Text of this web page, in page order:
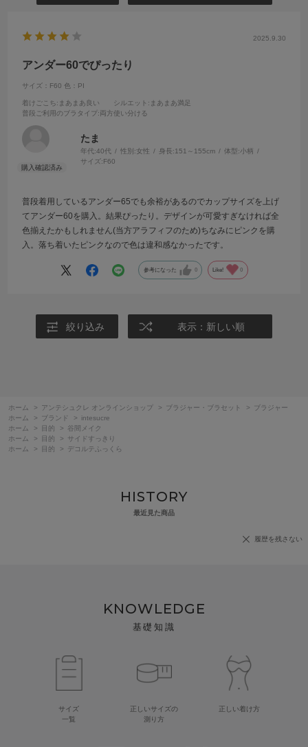
2025.9.30
アンダー60でぴったり
サイズ：F60 色：PI
着けごこち:まあまあ良い シルエット :まあまあ満足
普段ご利用のブラタイプ :両方使い分ける
たま
年代:40代 性別:女性 身長:151～155cm 体型:小柄
サイズ: F60
普段着用しているアンダー65でも余裕があるのでカップサイズを上げ
てアンダー60を購入。結果ぴったり。デザインが可愛すぎなければ全
色揃えたかもしれません(当方アラフィフのため)ちなみにピンクを購
入。落ち着いたピンクなので色は違和感なかったです。
参考になった 0 Like! 0
絞り込み 表示：新しい順
ホーム > アンテシュクレ オンラインショップ > ブラジャー・ブラセット >
ブラジャー
ホーム
> ブランド >
intesucre
ホーム
> 目的 >
谷間メイク
ホーム
> 目的 >
サイドすっきり
ホーム
> 目的 > デコルテふっくら
HISTORY
最近見た商品
履歴を残さない
KNOWLEDGE
基礎知識
サイズ
一覧
正しいサイズの
測り方
正しい着け方